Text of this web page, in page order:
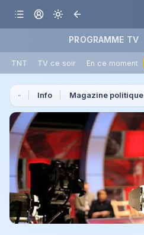
PROGRAMME TV
TNT TV ce soir En ce moment
Info Magazine politique